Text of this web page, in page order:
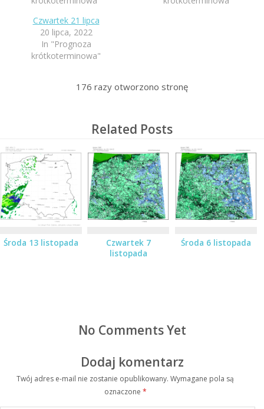
Czwartek 21 lipca
20 lipca, 2022
In "Prognoza
krótkoterminowa"
176 razy otworzono stronę
Related Posts
Środa 13 listopada
Czwartek 7
listopada
Środa 6 listopada
No Comments Yet
Dodaj komentarz
Twój adres e-mail nie zostanie opublikowany. Wymagane pola są
oznaczone *